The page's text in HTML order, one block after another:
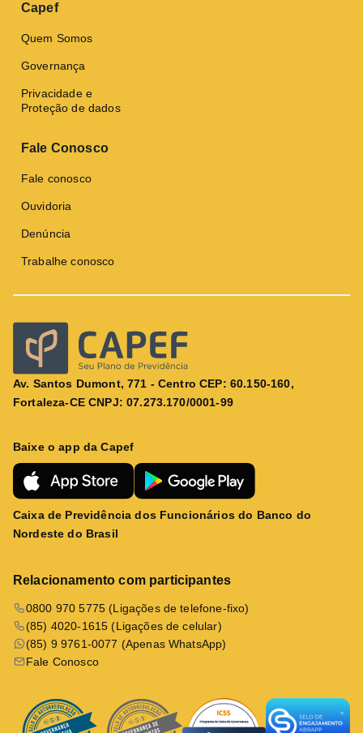
Capef
Quem Somos
Governança
Privacidade e
Proteção de dados
Fale Conosco
Fale conosco
Ouvidoria
Denúncia
Trabalhe conosco
Av. Santos Dumont, 771 - Centro CEP: 60.150-160,
Fortaleza-CE CNPJ: 07.273.170/0001-99
Baixe o app da Capef
Caixa de Previdência dos Funcionários do Banco do
Nordeste do Brasil
Relacionamento com participantes
0800 970 5775 (Ligações de telefone-fixo)
(85) 4020-1615 (Ligações de celular)
(85) 9 9761-0077 (Apenas WhatsApp)
Fale Conosco